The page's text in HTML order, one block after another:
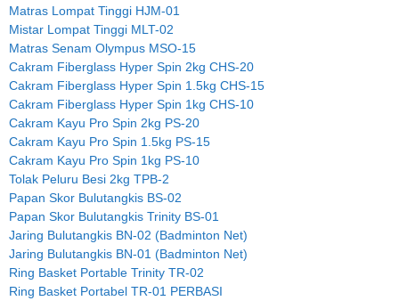
Matras Lompat Tinggi HJM-01
Mistar Lompat Tinggi MLT-02
Matras Senam Olympus MSO-15
Cakram Fiberglass Hyper Spin 2kg CHS-20
Cakram Fiberglass Hyper Spin 1.5kg CHS-15
Cakram Fiberglass Hyper Spin 1kg CHS-10
Cakram Kayu Pro Spin 2kg PS-20
Cakram Kayu Pro Spin 1.5kg PS-15
Cakram Kayu Pro Spin 1kg PS-10
Tolak Peluru Besi 2kg TPB-2
Papan Skor Bulutangkis BS-02
Papan Skor Bulutangkis Trinity BS-01
Jaring Bulutangkis BN-02 (Badminton Net)
Jaring Bulutangkis BN-01 (Badminton Net)
Ring Basket Portable Trinity TR-02
Ring Basket Portabel TR-01 PERBASI